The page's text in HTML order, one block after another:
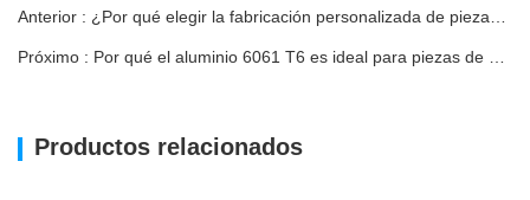
Productos relacionados